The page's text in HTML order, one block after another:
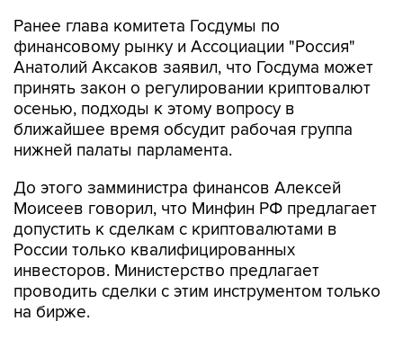
Ранее глава комитета Госдумы по
финансовому рынку и Ассоциации "Россия"
Анатолий Аксаков заявил, что Госдума может
принять закон о регулировании криптовалют
осенью, подходы к этому вопросу в
ближайшее время обсудит рабочая группа
нижней палаты парламента.
До этого замминистра финансов Алексей
Моисеев говорил, что Минфин РФ предлагает
допустить к сделкам с криптовалютами в
России только квалифицированных
инвесторов. Министерство предлагает
проводить сделки с этим инструментом только
на бирже.